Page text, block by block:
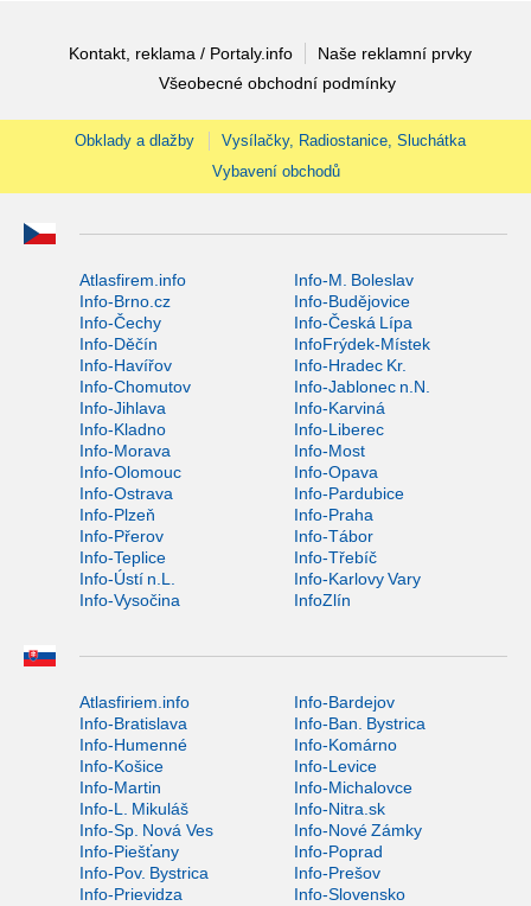
Kontakt, reklama / Portaly.info
Naše reklamní prvky
Všeobecné obchodní podmínky
Obklady a dlažby
Vysílačky, Radiostanice, Sluchátka
Vybavení obchodů
Atlasfirem.info
Info-M. Boleslav
Info-Brno.cz
Info-Budějovice
Info-Čechy
Info-Česká Lípa
Info-Děčín
InfoFrýdek-Místek
Info-Havířov
Info-Hradec Kr.
Info-Chomutov
Info-Jablonec n.N.
Info-Jihlava
Info-Karviná
Info-Kladno
Info-Liberec
Info-Morava
Info-Most
Info-Olomouc
Info-Opava
Info-Ostrava
Info-Pardubice
Info-Plzeň
Info-Praha
Info-Přerov
Info-Tábor
Info-Teplice
Info-Třebíč
Info-Ústí n.L.
Info-Karlovy Vary
Info-Vysočina
InfoZlín
Atlasfiriem.info
Info-Bardejov
Info-Bratislava
Info-Ban. Bystrica
Info-Humenné
Info-Komárno
Info-Košice
Info-Levice
Info-Martin
Info-Michalovce
Info-L. Mikuláš
Info-Nitra.sk
Info-Sp. Nová Ves
Info-Nové Zámky
Info-Piešťany
Info-Poprad
Info-Pov. Bystrica
Info-Prešov
Info-Prievidza
Info-Slovensko